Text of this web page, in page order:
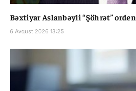
Bəxtiyar Aslanbəyli “Şöhrət”
6 Avqust 2026 13:25